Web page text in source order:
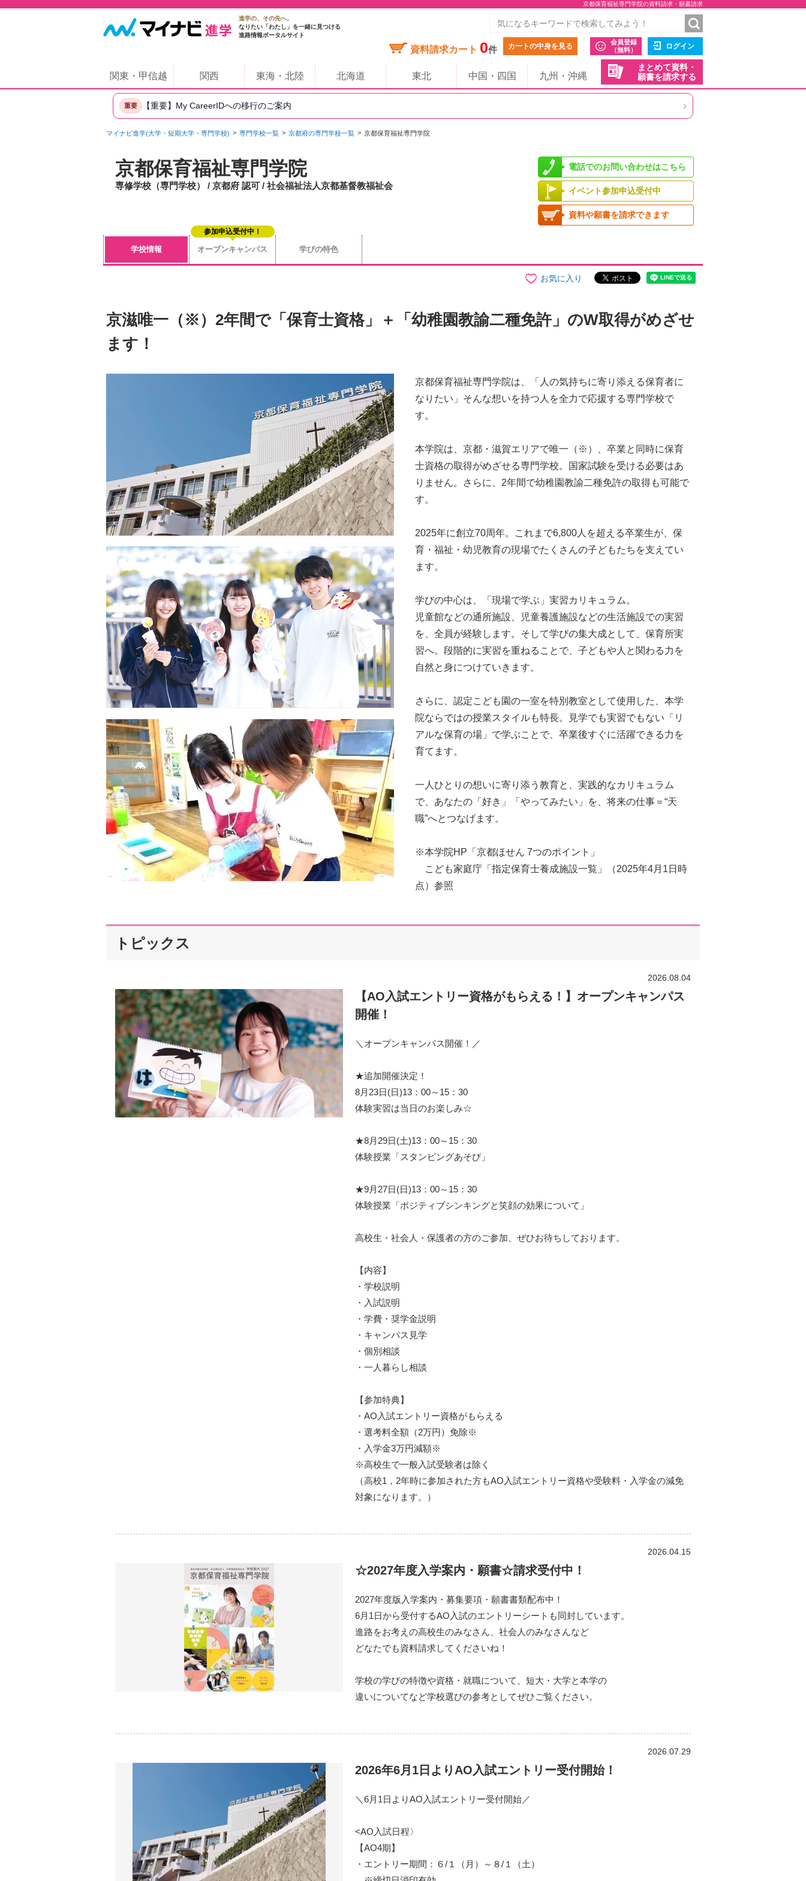
京都保育福祉専門学院の資料請求・願書請求
進学の、その先へ。
なりたい「わたし」を一緒に見つける
進路情報ポータルサイト
資料請求カート 0件 カートの中身を見る
会員登録
（無料）
ログイン
まとめて資料・
願書を請求する
関東・甲信越 関西 東海・北陸 北海道 東北 中国・四国 九州・沖縄
重要 【重要】My CareerIDへの移行のご案内 ›
マイナビ進学(大学・短期大学・専門学校) 専門学校一覧 京都府の専門学校一覧 京都保育福祉専門学院
京都保育福祉専門学院
専修学校（専門学校） / 京都府 認可 / 社会福祉法人京都基督教福祉会
電話でのお問い合わせはこちら
イベント参加申込受付中
資料や願書を請求できます
学校情報 オープンキャンパス
参加申込受付中！
学びの特色
お気に入り
京滋唯一（※）2年間で「保育士資格」＋「幼稚園教諭二種免許」のW取得がめざせ
ます！
京都保育福祉専門学院は、「人の気持ちに寄り添える保育者に
なりたい」そんな想いを持つ人を全力で応援する専門学校で
す。
本学院は、京都・滋賀エリアで唯一（※）、卒業と同時に保育
士資格の取得がめざせる専門学校。国家試験を受ける必要はあ
りません。さらに、2年間で幼稚園教諭二種免許の取得も可能で
す。
2025年に創立70周年。これまで6,800人を超える卒業生が、保
育・福祉・幼児教育の現場でたくさんの子どもたちを支えてい
ます。
学びの中心は、「現場で学ぶ」実習カリキュラム。
児童館などの通所施設、児童養護施設などの生活施設での実習
を、全員が経験します。そして学びの集大成として、保育所実
習へ。段階的に実習を重ねることで、子どもや人と関わる力を
自然と身につけていきます。
さらに、認定こども園の一室を特別教室として使用した、本学
院ならではの授業スタイルも特長。見学でも実習でもない「リ
アルな保育の場」で学ぶことで、卒業後すぐに活躍できる力を
育てます。
一人ひとりの想いに寄り添う教育と、実践的なカリキュラム
で、あなたの「好き」「やってみたい」を、将来の仕事＝“天
職”へとつなげます。
※本学院HP「京都ほせん 7つのポイント」
こども家庭庁「指定保育士養成施設一覧」（2025年4月1日時
点）参照
トピックス
2026.08.04
【AO入試エントリー資格がもらえる！】オープンキャンパス
開催！
＼オープンキャンパス開催！／
★追加開催決定！
8月23日(日)13：00～15：30
体験実習は当日のお楽しみ☆
★8月29日(土)13：00～15：30
体験授業「スタンピングあそび」
★9月27日(日)13：00～15：30
体験授業「ポジティブシンキングと笑顔の効果について」
高校生・社会人・保護者の方のご参加、ぜひお待ちしております。
【内容】
・学校説明
・入試説明
・学費・奨学金説明
・キャンパス見学
・個別相談
・一人暮らし相談
【参加特典】
・AO入試エントリー資格がもらえる
・選考料全額（2万円）免除※
・入学金3万円減額※
※高校生で一般入試受験者は除く
（高校1，2年時に参加された方もAO入試エントリー資格や受験料・入学金の減免
対象になります。）
2026.04.15
☆2027年度入学案内・願書☆請求受付中！
2027年度版入学案内・募集要項・願書書類配布中！
6月1日から受付するAO入試のエントリーシートも同封しています。
進路をお考えの高校生のみなさん、社会人のみなさんなど
どなたでも資料請求してくださいね！
学校の学びの特徴や資格・就職について、短大・大学と本学の
違いについてなど学校選びの参考としてぜひご覧ください。
2026.07.29
2026年6月1日よりAO入試エントリー受付開始！
＼6月1日よりAO入試エントリー受付開始／
<AO入試日程〉
【AO4期】
・エントリー期間：６/１（月）～８/１（土）